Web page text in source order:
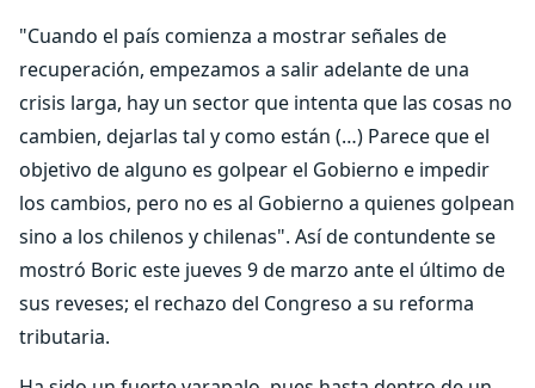
"Cuando el país comienza a mostrar señales de
recuperación, empezamos a salir adelante de una
crisis larga, hay un sector que intenta que las cosas no
cambien, dejarlas tal y como están (…) Parece que el
objetivo de alguno es golpear el Gobierno e impedir
los cambios, pero no es al Gobierno a quienes golpean
sino a los chilenos y chilenas". Así de contundente se
mostró Boric este jueves 9 de marzo ante el último de
sus reveses; el rechazo del Congreso a su reforma
tributaria.